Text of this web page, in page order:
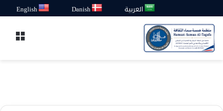
العربية Danish
English